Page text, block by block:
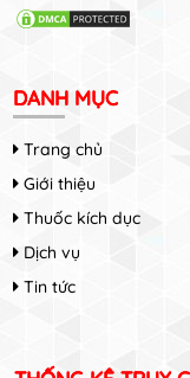
DANH MỤC
Trang chủ
Giới thiệu
Thuốc kích dục
Dịch vụ
Tin tức